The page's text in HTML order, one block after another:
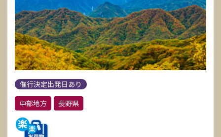
催行決定出発日あり
中部地方
長野県